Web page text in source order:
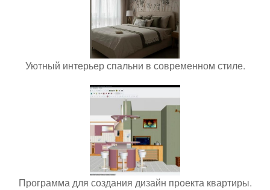
Уютный интерьер спальни в современном стиле.
Программа для создания дизайн проекта квартиры.